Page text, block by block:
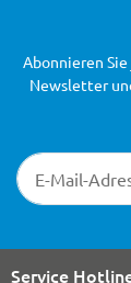
Newsletter-
Abonnieren
Newsletter
Service